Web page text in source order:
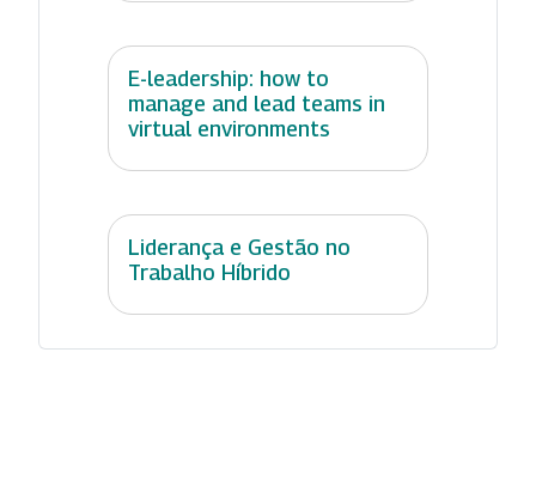
E-leadership: how to
manage and lead teams in
virtual environments
Liderança e Gestão no
Trabalho Híbrido